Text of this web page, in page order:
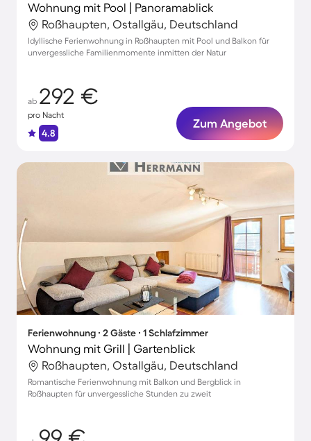
Wohnung mit Pool | Panoramablick
Roßhaupten, Ostallgäu, Deutschland
Idyllische Ferienwohnung in Roßhaupten mit Pool und Balkon für
unvergessliche Familienmomente inmitten der Natur
ab 292 €
pro Nacht
4.8
Zum Angebot
Ferienwohnung ∙ 2 Gäste ∙ 1 Schlafzimmer
Wohnung mit Grill | Gartenblick
Roßhaupten, Ostallgäu, Deutschland
Romantische Ferienwohnung mit Balkon und Bergblick in
Roßhaupten für unvergessliche Stunden zu zweit